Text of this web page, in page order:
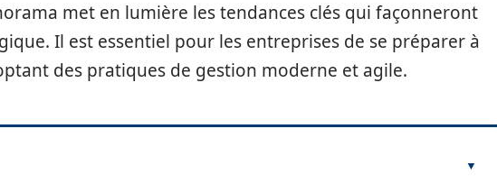
met en lumière les tendances clés qui façonneront
Il est essentiel pour les entreprises de se préparer à
des pratiques de gestion moderne et agile.